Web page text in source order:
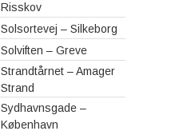
Risskov
Solsortevej – Silkeborg
Solviften – Greve
Strandtårnet – Amager
Strand
Sydhavnsgade –
København